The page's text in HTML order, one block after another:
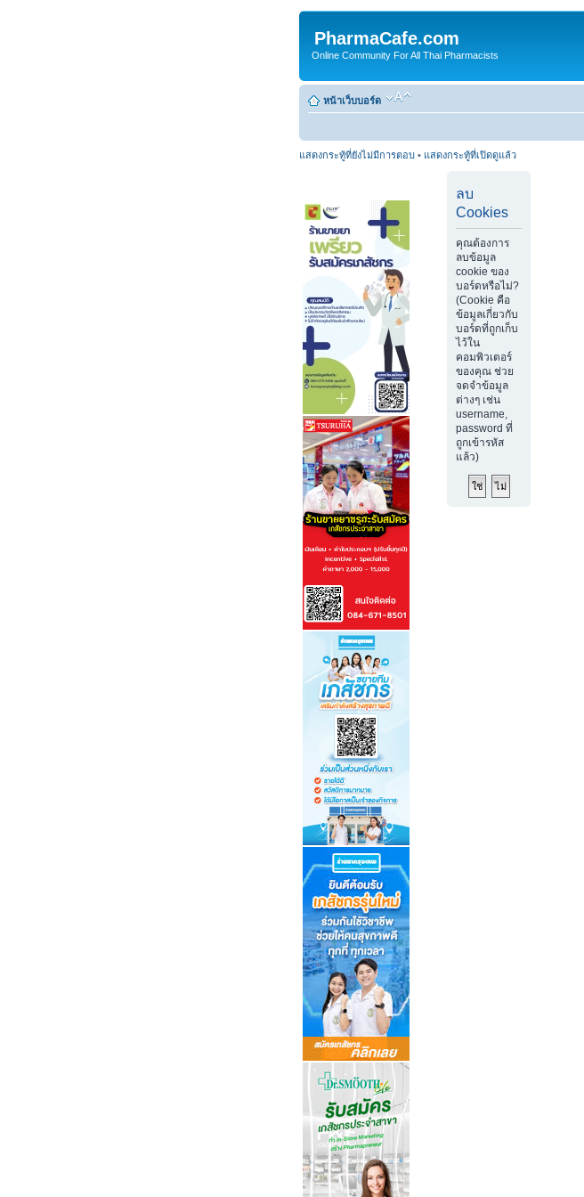
PharmaCafe.com
Online Community For All Thai Pharmacists
หน้าเว็บบอร์ด
แสดงกระทู้ที่ยังไม่มีการตอบ • แสดงกระทู้ที่เปิดดูแล้ว
ลบ
Cookies
คุณต้องการ
ลบข้อมูล
cookie ของ
บอร์ดหรือไม่?
(Cookie คือ
ข้อมูลเกี่ยวกับ
บอร์ดที่ถูกเก็บ
ไว้ใน
คอมพิวเตอร์
ของคุณ ช่วย
จดจำข้อมูล
ต่างๆ เช่น
username,
password ที่
ถูกเข้ารหัส
แล้ว)